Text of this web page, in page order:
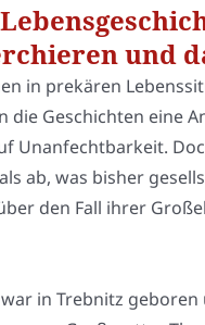
und
in pre­kä­ren
die Geschich­ten eine
Unan­fecht­bar­keit.
ab, was bis­her
den Fall ihrer
in Treb­nitz gebo­ren